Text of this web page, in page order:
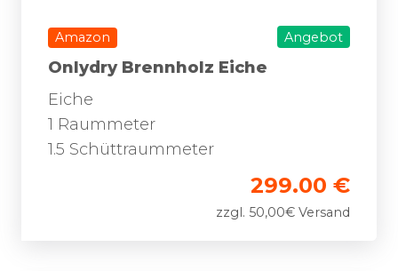
Amazon Angebot
Onlydry Brennholz Eiche
Eiche
1 Raummeter
1.5 Schüttraummeter
299.00 €
zzgl. 50,00€ Versand